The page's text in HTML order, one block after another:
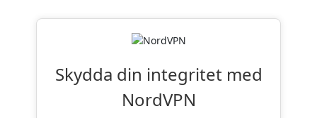
Skydda din integritet med
NordVPN